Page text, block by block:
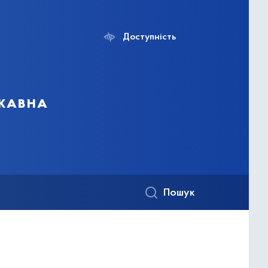
Доступність
Пошук